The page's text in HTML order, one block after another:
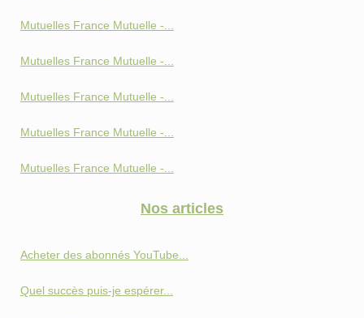
Mutuelles France Mutuelle -...
Mutuelles France Mutuelle -...
Mutuelles France Mutuelle -...
Mutuelles France Mutuelle -...
Mutuelles France Mutuelle -...
Nos articles
Acheter des abonnés YouTube...
Quel succès puis-je espérer...